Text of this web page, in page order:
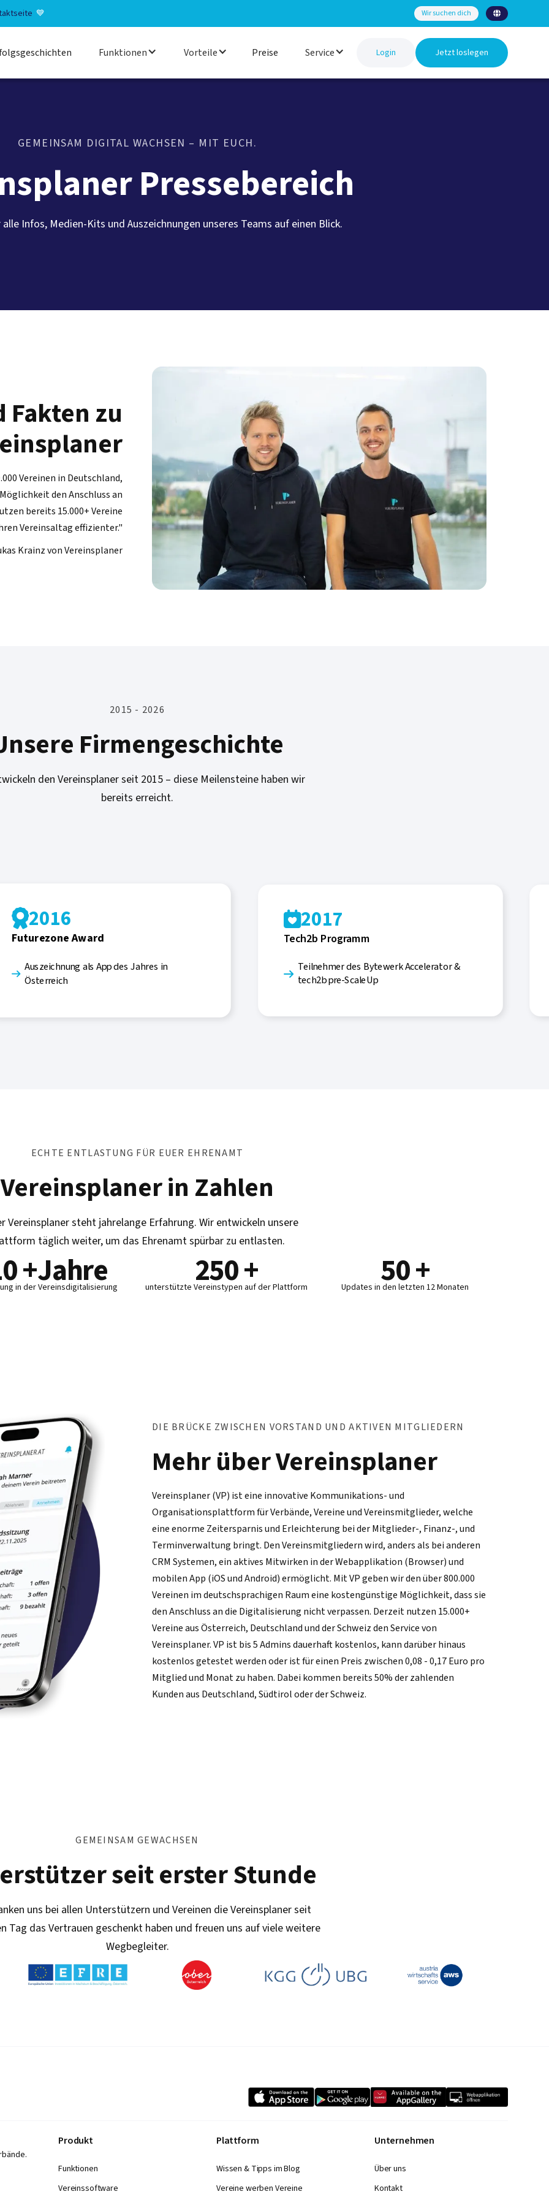
💙 Wir suchen dich 
Funktionen Vorteile Preise Service Login Jetzt loslegen
GEMEINSAM DIGITAL WACHSEN – MIT EUCH.
Pressebereich
Infos, Medien-Kits und Auszeichnungen unseres Teams auf einen Blick.
Fakten zu
Vereinen in Deutschland,
den Anschluss an
bereits 15.000+ Vereine
Vereinsaltag effizienter."
Krainz von Vereinsplaner
2015 - 2026
Firmengeschichte
den Vereinsplaner seit 2015 – diese Meilensteine haben wir
bereits erreicht.
2016
Futurezone Award

Auszeichnung als App des Jahres in
Österreich
2017
Tech2b Programm
 Teilnehmer des Bytewerk Accelerator &
tech2b pre-ScaleUp
ECHTE ENTLASTUNG FÜR EUER EHRENAMT
Vereinsplaner in Zahlen
Vereinsplaner steht jahrelange Erfahrung. Wir entwickeln unsere
täglich weiter, um das Ehrenamt spürbar zu entlasten.
+Jahre
in der Vereinsdigitalisierung 250+
unterstützte Vereinstypen auf der Plattform 50+
Updates in den letzten 12 Monaten
DIE BRÜCKE ZWISCHEN VORSTAND UND AKTIVEN MITGLIEDERN
Mehr über Vereinsplaner
Vereinsplaner (VP) ist eine innovative Kommunikations- und
Organisationsplattform für Verbände, Vereine und Vereinsmitglieder, welche
eine enorme Zeitersparnis und Erleichterung bei der Mitglieder-, Finanz-, und
Terminverwaltung bringt. Den Vereinsmitgliedern wird, anders als bei anderen
CRM Systemen, ein aktives Mitwirken in der Webapplikation (Browser) und
mobilen App (iOS und Android) ermöglicht. Mit VP geben wir den über 800.000
Vereinen im deutschsprachigen Raum eine kostengünstige Möglichkeit, dass sie
den Anschluss an die Digitalisierung nicht verpassen. Derzeit nutzen 15.000+
Vereine aus Österreich, Deutschland und der Schweiz den Service von
Vereinsplaner. VP ist bis 5 Admins dauerhaft kostenlos, kann darüber hinaus
kostenlos getestet werden oder ist für einen Preis zwischen 0,08 - 0,17 Euro pro
Mitglied und Monat zu haben. Dabei kommen bereits 50% der zahlenden
Kunden aus Deutschland, Südtirol oder der Schweiz.
GEMEINSAM GEWACHSEN
seit erster Stunde
uns bei allen Unterstützern und Vereinen die Vereinsplaner seit
Tag das Vertrauen geschenkt haben und freuen uns auf viele weitere
Wegbegleiter.
Produkt
Funktionen
Vereinssoftware
Plattform
Wissen & Tipps im Blog
Vereine werben Vereine
Unternehmen
Über uns
Kontakt